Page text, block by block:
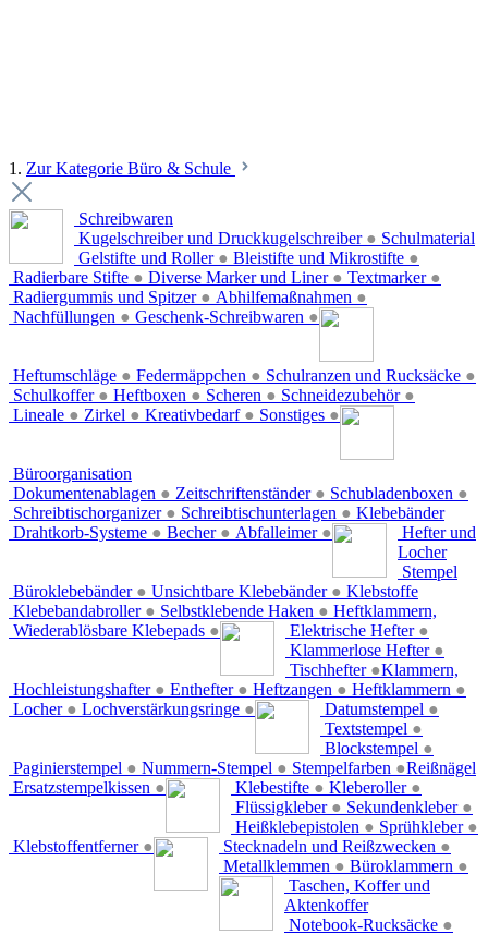
1. Zur Kategorie Büro & Schule
Schreibwaren
Kugelschreiber und Druckkugelschreiber ●
Gelstifte und Roller ● Bleistifte und Mikrostifte ●
Radierbare Stifte ● Diverse Marker und Liner ● Textmarker ●
Radiergummis und Spitzer ● Abhilfemaßnahmen ●
Nachfüllungen ● Geschenk-Schreibwaren ●
Schulmaterial
Heftumschläge ● Federmäppchen ● Schulranzen und Rucksäcke ●
Schulkoffer ● Heftboxen ● Scheren ● Schneidezubehör ●
Lineale ● Zirkel ● Kreativbedarf ● Sonstiges ●
Büroorganisation
Dokumentenablagen ● Zeitschriftenständer ● Schubladenboxen ●
Schreibtischorganizer ● Schreibtischunterlagen ●
Drahtkorb-Systeme ● Becher ● Abfalleimer ●
Klebebänder
Büroklebebänder ● Unsichtbare Klebebänder ●
Klebebandabroller ● Selbstklebende Haken ●
Wiederablösbare Klebepads ●
Hefter und
Locher
Elektrische Hefter ●
Klammerlose Hefter ●
Tischhefter ●
Hochleistungshafter ● Enthefter ● Heftzangen ● Heftklammern ●
Locher ● Lochverstärkungsringe ●
Stempel
Datumstempel ●
Textstempel ●
Blockstempel ●
Paginierstempel ● Nummern-Stempel ● Stempelfarben ●
Ersatzstempelkissen ●
Klebstoffe
Klebestifte ● Kleberoller ●
Flüssigkleber ● Sekundenkleber ●
Heißklebepistolen ● Sprühkleber ●
Klebstoffentferner ●
Heftklammern,
Klammern,
Reißnägel
Stecknadeln und Reißzwecken ●
Metallklemmen ● Büroklammern ●
Taschen, Koffer und
Aktenkoffer
Notebook-Rucksäcke ●